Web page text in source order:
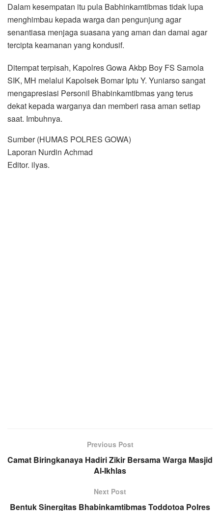
Dalam kesempatan itu pula Babhinkamtibmas tidak lupa
menghimbau kepada warga dan pengunjung agar
senantiasa menjaga suasana yang aman dan damai agar
tercipta keamanan yang kondusif.
Ditempat terpisah, Kapolres Gowa Akbp Boy FS Samola
SIK, MH melalui Kapolsek Bomar Iptu Y. Yuniarso sangat
mengapresiasi Personil Bhabinkamtibmas yang terus
dekat kepada warganya dan memberi rasa aman setiap
saat. Imbuhnya.
Sumber (HUMAS POLRES GOWA)
Laporan Nurdin Achmad
Editor. ilyas.
Previous Post
Camat Biringkanaya Hadiri Zikir Bersama Warga Masjid
Al-Ikhlas
Next Post
Bentuk Sinergitas Bhabinkamtibmas Toddotoa Polres